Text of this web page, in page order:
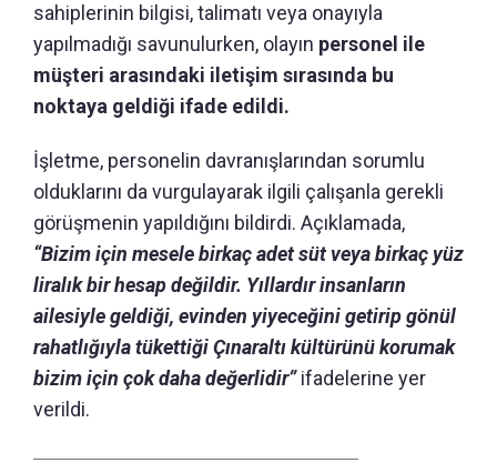
sahiplerinin bilgisi, talimatı veya onayıyla
yapılmadığı savunulurken, olayın personel ile
müşteri arasındaki iletişim sırasında bu
noktaya geldiği ifade edildi.
İşletme, personelin davranışlarından sorumlu
olduklarını da vurgulayarak ilgili çalışanla gerekli
görüşmenin yapıldığını bildirdi. Açıklamada,
“Bizim için mesele birkaç adet süt veya birkaç yüz
liralık bir hesap değildir. Yıllardır insanların
ailesiyle geldiği, evinden yiyeceğini getirip gönül
rahatlığıyla tükettiği Çınaraltı kültürünü korumak
bizim için çok daha değerlidir”ifadelerine yer
verildi.